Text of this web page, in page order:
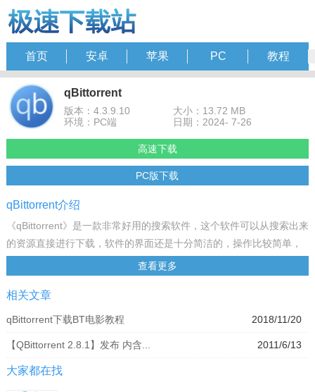
首页 安卓 苹果 PC 教程
qBittorrent
版本：4.3.9.10
大小：13.72 MB
环境：PC端
日期：2024- 7-26
高速下载
PC版下载
qBittorrent介绍
《qBittorrent》是一款非常好用的搜索软件，这个软件可以从搜索出来
的资源直接进行下载，软件的界面还是十分简洁的，操作比较简单，
软件特色
qBittorrent中存在的主要特点是一个Web用户界面，使用Ajax技术，自
动过滤器为基础的洪流下载的UPnP / NAT-PMP端口映射，RS S订
Peerguardian兼容IP过滤，激流排队和优先次序。qBittorrent这区别
于其竞争对手的实力之一是其良好的综合搜索引擎，它提供了一个在
查看更多
相关文章
2018/11/20
qBittorrent下载BT电影教程
2011/6/13
【QBittorrent 2.8.1】发布 内含...
大家都在找